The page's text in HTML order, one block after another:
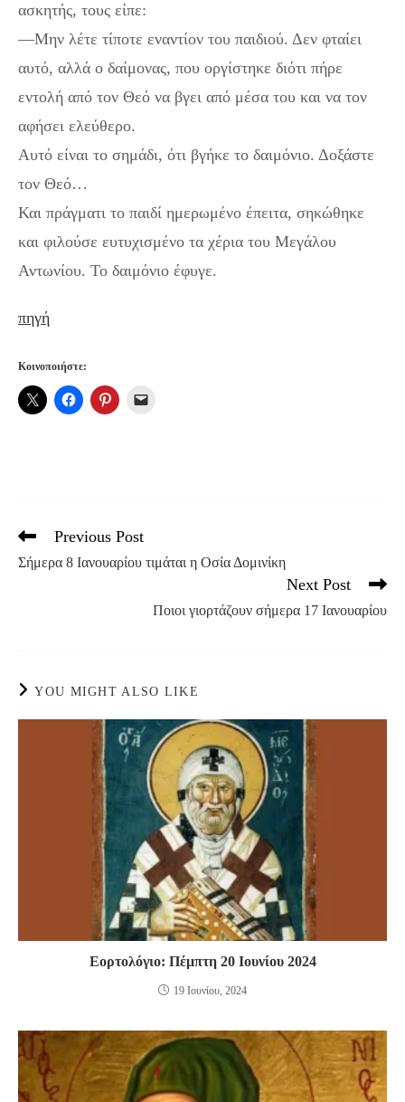
ασκητής, τους είπε:
—Μην λέτε τίποτε εναντίον του παιδιού. Δεν φταίει
αυτό, αλλά ο δαίμονας, που οργίστηκε διότι πήρε
εντολή από τον Θεό να βγει από μέσα του και να τον
αφήσει ελεύθερο.
Αυτό είναι το σημάδι, ότι βγήκε το δαιμόνιο. Δοξάστε
τον Θεό…
Και πράγματι το παιδί ημερωμένο έπειτα, σηκώθηκε
και φιλούσε ευτυχισμένο τα χέρια του Μεγάλου
Αντωνίου. Το δαιμόνιο έφυγε.
πηγή
Κοινοποιήστε:
Read
articles
Previous Post
Σήμερα 8 Ιανουαρίου τιμάται η Οσία Δομινίκη
Next Post
Ποιοι γιορτάζουν σήμερα 17 Ιανουαρίου
YOU MIGHT ALSO LIKE
Εορτολόγιο: Πέμπτη 20 Ιουνίου 2024
19 Ιουνίου, 2024